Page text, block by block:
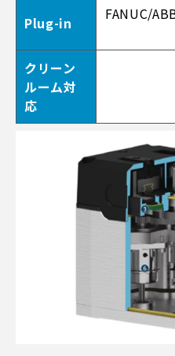
Plug-in
FANUC/
クリーン
ルーム対
応